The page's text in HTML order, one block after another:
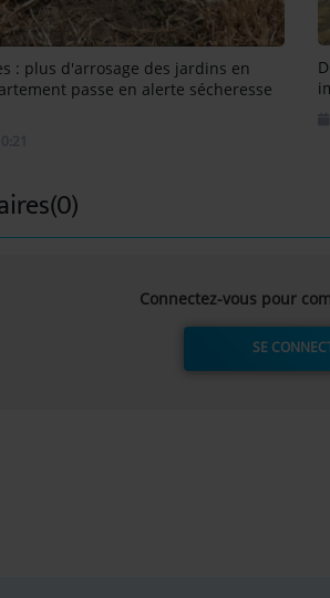
: plus d'arrosage des jardins en
passe en alerte sécheresse
Connectez-vous pour
SE